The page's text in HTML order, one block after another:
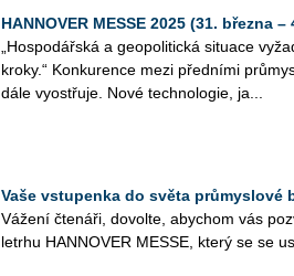
HANNOVER MESSE 2025 (31. března
„Hospodářská a geopolitická situace
kroky.“ Kon­ku­ren­ce mezi před­ní­mi
dá­le vy­ost­řu­je. Nové tech­no­lo­gie, ja...
Vaše vstupenka do světa průmyslové
Vá­že­ní čte­ná­ři, do­vol­te, abychom vás
letr­hu HAN­NO­VER MESSE, který se se